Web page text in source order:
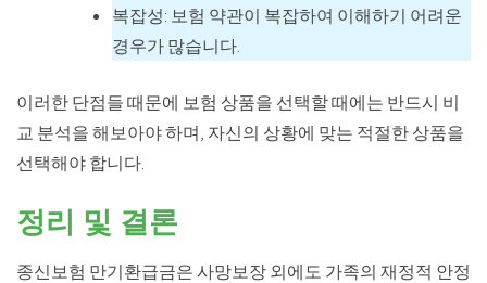
복잡성: 보험 약관이 복잡하여 이해하기 어려운
경우가 많습니다.
이러한 단점들 때문에 보험 상품을 선택할 때에는 반드시 비
교 분석을 해보아야 하며, 자신의 상황에 맞는 적절한 상품을
선택해야 합니다.
정리 및 결론
종신보험 만기환급금은 사망보장 외에도 가족의 재정적 안정